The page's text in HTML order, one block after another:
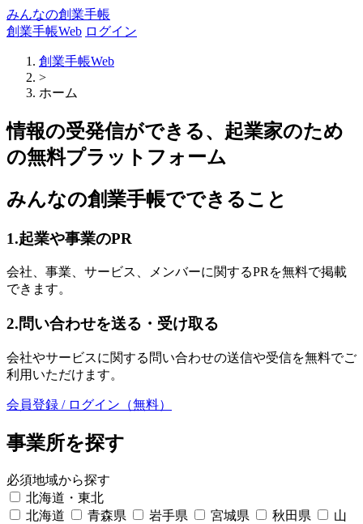
みんなの創業手帳
創業手帳Web ログイン
創業手帳Web
>
ホーム
情報の受発信ができる、起業家のため
の無料プラットフォーム
みんなの創業手帳でできること
1.起業や事業のPR
会社、事業、サービス、メンバーに関するPRを無料で掲載
できます。
2.問い合わせを送る・受け取る
会社やサービスに関する問い合わせの送信や受信を無料でご
利用いただけます。
会員登録 / ログイン（無料）
事業所を探す
必須地域から探す
北海道・東北
北海道
青森県 岩手県 宮城県 秋田県
山